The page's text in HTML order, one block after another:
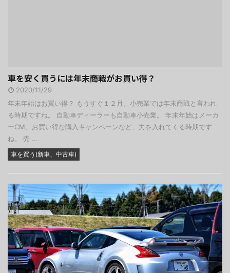
車を安く買うには年末商戦がお買い得？
2020/11/29
年末年始はお買い得？ もうすぐ１２月。小売業では年末商戦と言われ
る時期ですね。 自動車ディーラーも自動車小売業。 年末年始はメーカ
ーCM、お買い得な購入キャンペーンなど、力を入れてくる時期です
ね。 売 ...
車を買う(新車、中古車)